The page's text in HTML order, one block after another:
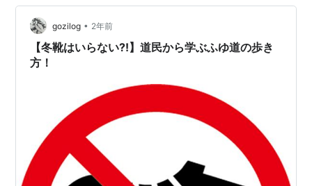
たかな。 北国、雪のある地域だと 多分使う言葉だと思
う。 冬靴から夏靴へ。 これを済ますと春本番。 自然と
多くの人の笑顔が増える。 そんな風に思う。 まだ猛吹雪
とかもある…
gozilog • 2年前
【冬靴はいらない⁈】道民から学ぶふゆ道の歩き
方！